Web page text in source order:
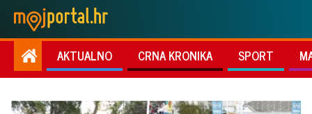
AKTUALNO CRNA KRONIKA SPORT